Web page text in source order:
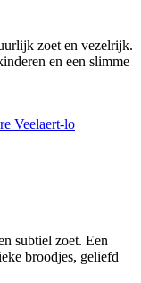
zoet en vezelrijk.
en een slimme
subtiel zoet. Een
broodjes, geliefd